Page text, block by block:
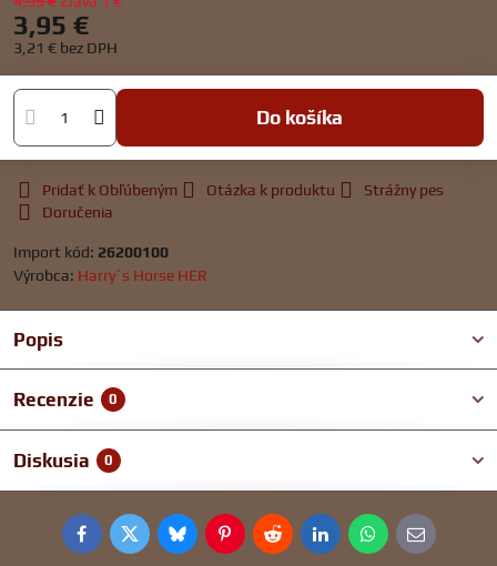
3,95 €
3,21 € bez DPH
Do košíka
Pridať k Obľúbeným Otázka k produktu
Strážny pes
Doručenia
Import kód: 26200100
Výrobca: Harry´s Horse HER
Popis
Recenzie 0
Diskusia 0
FacebookTwitterBlueskyPinterestRedditLinkedInWhatsApp
E-
mail